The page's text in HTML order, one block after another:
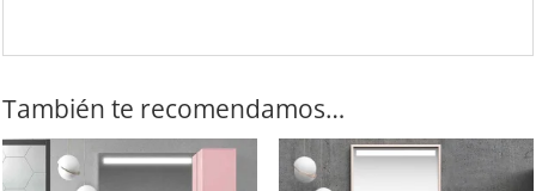
También te recomendamos…